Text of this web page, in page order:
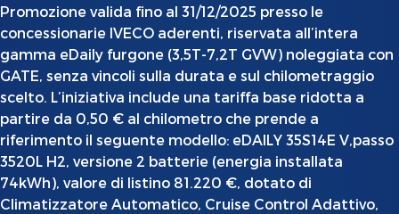
Promozione valida fino al 31/12/2025 presso le
concessionarie IVECO aderenti, riservata all’intera
gamma eDaily furgone (3,5T-7,2T GVW) noleggiata con
GATE, senza vincoli sulla durata e sul chilometraggio
scelto. L’iniziativa include una tariffa base ridotta a
partire da 0,50 € al chilometro che prende a
riferimento il seguente modello: eDAILY 35S14E V,passo
3520L H2, versione 2 batterie (energia installata
74kWh), valore di listino 81.220 €, dotato di
Climatizzatore Automatico, Cruise Control Adattivo,